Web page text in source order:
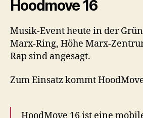
Hoodmove 16
Musik-Event heute in der
Marx-Ring, Höhe Marx-
Rap sind angesagt.
Zum Einsatz kommt